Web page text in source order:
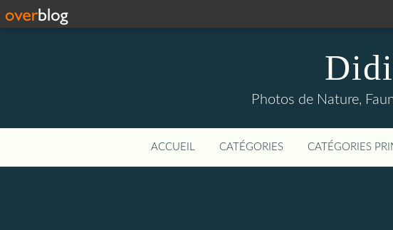
Photos de Nature,
ACCUEIL CATÉGORIES CATÉGORIES